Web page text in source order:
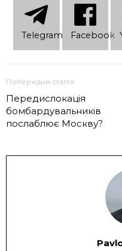
Telеgram Facebook
Попередня стаття
Передислокація
бомбардувальників
послаблює Москву?